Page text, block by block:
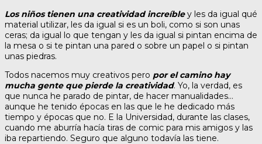
Los niños tienen una creatividad increíbley les da igual qué
material utilizar, les da igual si es un boli, como si son unas
ceras; da igual lo que tengan y les da igual si pintan encima de
la mesa o si te pintan una pared o sobre un papel o si pintan
unas piedras.
Todos nacemos muy creativos pero por el camino hay
mucha gente que pierde la creatividad. Yo, la verdad, es
que nunca he parado de pintar, de hacer manualidades…
aunque he tenido épocas en las que le he dedicado más
tiempo y épocas que no. E la Universidad, durante las clases,
cuando me aburría hacía tiras de comic para mis amigos y las
iba repartiendo. Seguro que alguno todavía las tiene.